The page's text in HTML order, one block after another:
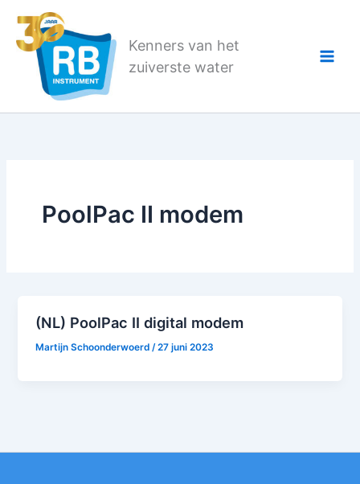
naar
Kenners van het
zuiverste water
PoolPac II modem
(NL) PoolPac II digital modem
Martijn Schoonderwoerd /27 juni 2023